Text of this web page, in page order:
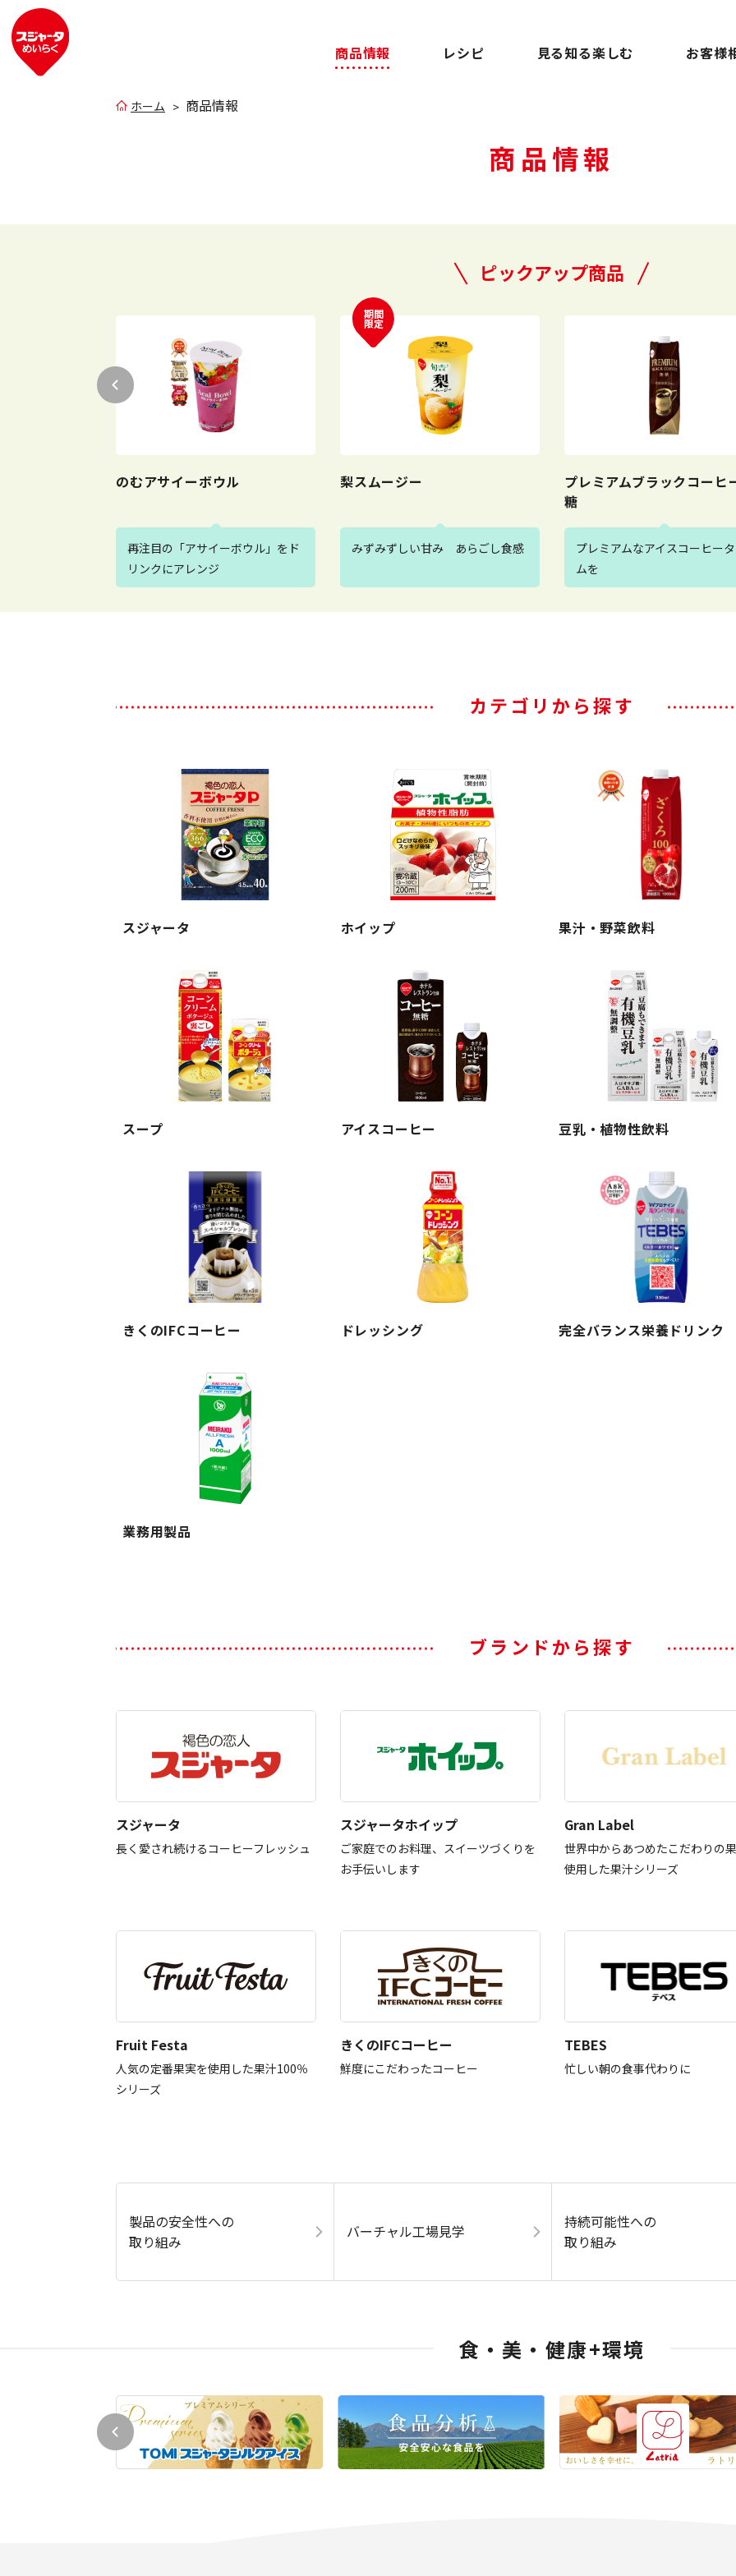
商品情報 レシピ 見る知る楽しむ お客様
ホーム 商品情報
商品情報
ピックアップ商品
のむアサイーボウル
再注目の「アサイーボウル」をド
リンクにアレンジ
期間
限定
梨スムージー
みずみずしい甘み あらごし食感
プレミアムブラックコーヒ
糖
プレミアムなアイスコーヒー
ムを
カテゴリから探す
スジャータ ホイップ 果汁・野菜飲料
スープ アイスコーヒー 豆乳・植物性飲料
きくのIFCコーヒー ドレッシング 完全バランス栄養ドリンク
業務用製品
ブランドから探す
スジャータ
長く愛され続けるコーヒーフレッシュ
スジャータホイップ
ご家庭でのお料理、スイーツづくりを
お手伝いします
Gran Label
世界中からあつめたこだわりの
使用した果汁シリーズ
Fruit Festa
人気の定番果実を使用した果汁100％
シリーズ
きくのIFCコーヒー
鮮度にこだわったコーヒー
TEBES
忙しい朝の食事代わりに
製品の安全性への
取り組み
バーチャル工場見学
持続可能性への
取り組み
食・美・健康+環境